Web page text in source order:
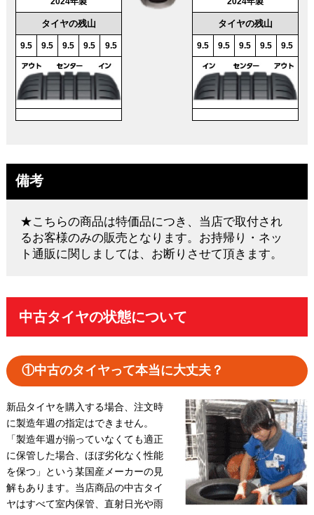
タイヤの残山
9.5 9.5 9.5 9.5 9.5
タイヤの残山
9.5 9.5 9.5 9.5 9.5
備考
★こちらの商品は特価品につき、当店で取付され
るお客様のみの販売となります。お持帰り・ネッ
ト通販に関しましては、お断りさせて頂きます。
中古タイヤの状態について
①中古のタイヤって本当に大丈夫？
新品タイヤを購入する場合、注文時
に製造年週の指定はできません。
「製造年週が揃っていなくても適正
に保管した場合、ほぼ劣化なく性能
を保つ」という某国産メーカーの見
解もあります。当店商品の中古タイ
ヤはすべて室内保管、直射日光や雨